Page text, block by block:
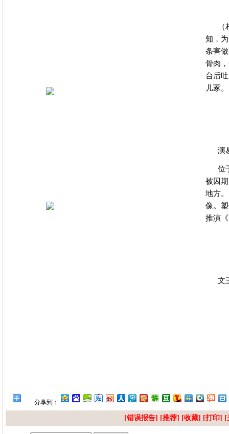
知，
条害
骨肉
台后
儿冢
演
位
被囚
地方
像。
推演
文
分享到：
[错误报告] [推荐] [收藏] [打印] [